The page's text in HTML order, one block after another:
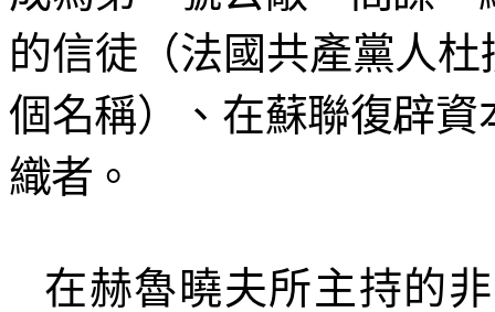
的信徒（法國共產黨人
個名稱）、在蘇聯復辟
織者。
在赫魯曉夫所主持的